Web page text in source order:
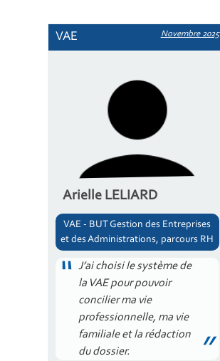
VAE Novembre 2025
Arielle LELIARD
VAE - BUT Gestion des Entreprises
et des Administrations, parcours RH
J’ai choisi le système de
la VAE pour pouvoir
concilier ma vie
professionnelle, ma vie
familiale et la rédaction
du dossier.